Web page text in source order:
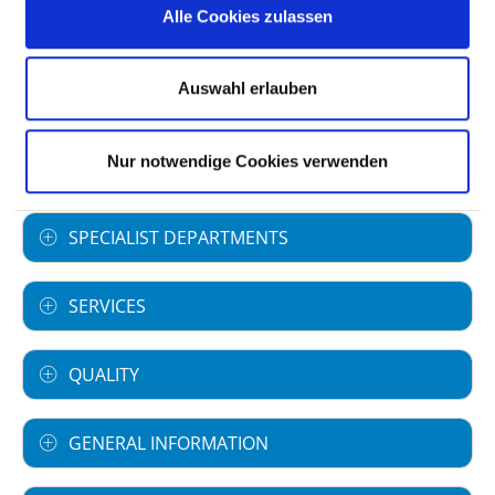
Alle Cookies zulassen
Auswahl erlauben
Nur notwendige Cookies verwenden
Stralsund GmbH
Type of provider: privat
Academic teaching hospital
SPECIALIST DEPARTMENTS
SERVICES
QUALITY
GENERAL INFORMATION